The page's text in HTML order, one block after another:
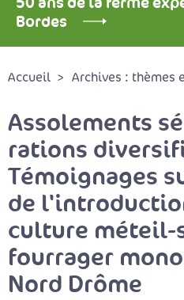
Bordes
Accueil Archives : thèmes
Assolements
rations
Témoignages
de
culture méteil-
fourrager
Nord Drôme